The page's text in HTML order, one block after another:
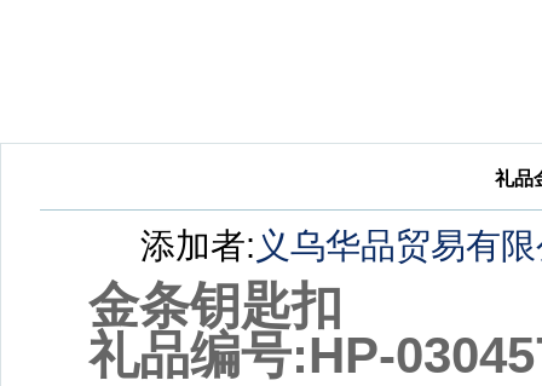
礼品
添加者: 义乌华品贸易有
金条钥匙扣
礼品编号:HP-